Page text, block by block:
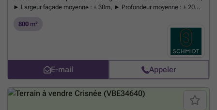
► Largeur façade moyenne : ± 30m, ► Profondeur moyenne : ± 20m,
: présents sur la Chaussée Verte ► Axe de ruisselement élevé, ►
Lotissement : non, ► Libre de constructeur et d'architecte, *Le
En savoir
800 m²
E-mail Appeler